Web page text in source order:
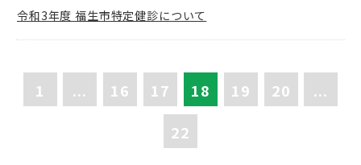
令和3年度 福生市特定健診について
1 ... 16 17 18 19 20
...
22